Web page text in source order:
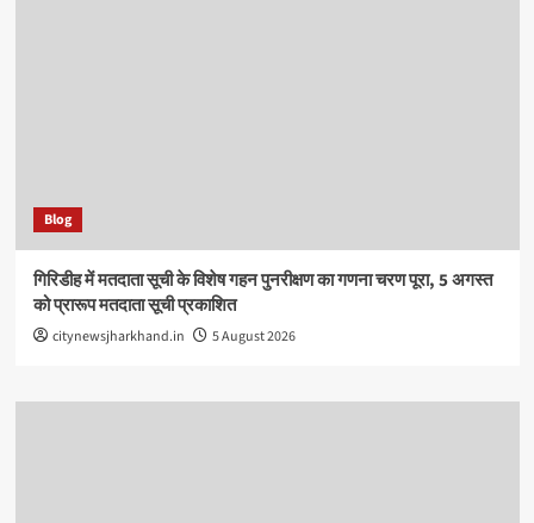
Blog
गिरिडीह में मतदाता सूची के विशेष गहन पुनरीक्षण का गणना चरण पूरा, 5 अगस्त
को प्रारूप मतदाता सूची प्रकाशित
citynewsjharkhand.in 5 August 2026